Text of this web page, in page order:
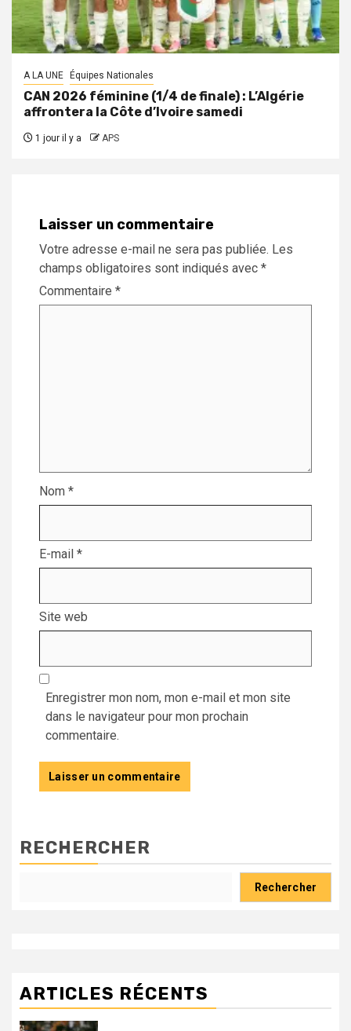
A LA UNE Équipes Nationales
CAN 2026 féminine (1/4 de finale) : L’Algérie
affrontera la Côte d’Ivoire samedi
1 jour il y a APS
Laisser un commentaire
Votre adresse e-mail ne sera pas publiée. Les
champs obligatoires sont indiqués avec *
Commentaire *
Nom *
E-mail *
Site web
Enregistrer mon nom, mon e-mail et mon site
dans le navigateur pour mon prochain
commentaire.
RECHERCHER
Rechercher
ARTICLES RÉCENTS